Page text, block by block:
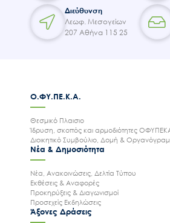
Διεύθυνση
Λεωφ. Μεσογείων
207 Αθήνα 115 25
Ο.ΦΥ.ΠΕ.Κ.Α.
Θεσμικό Πλαισιο
Ίδρυση, σκοπός και αρμοδιότητες
Διοικητικό Συμβούλιο, Δομή &
Νέα & Δημοσιότητα
Νέα, Ανακοινώσεις, Δελτία Τύπου
Εκθέσεις & Αναφορές
Προκηρύξεις & Διαγωνισμοί
Προσεχείς Εκδηλώσεις
Άξονες Δράσεις